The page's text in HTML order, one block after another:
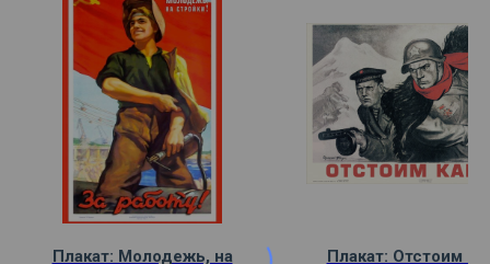
Плакат: Молодежь, на
Плакат: Отстоим